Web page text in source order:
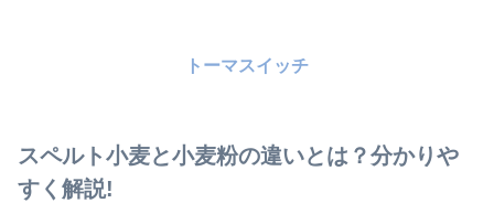
トーマスイッチ
スペルト小麦と小麦粉の違いとは？分かりや
すく解説!